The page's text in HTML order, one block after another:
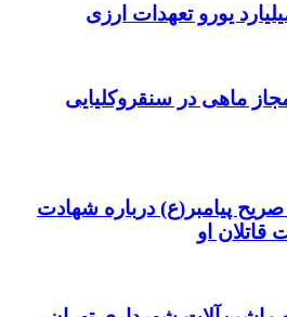
بار دیگر حوالی کوزران
اوکراین را به لرزه درآورد
و صنعتی زیر قیمت بازار؛
بهترین قیمت تهیه کنیم؟